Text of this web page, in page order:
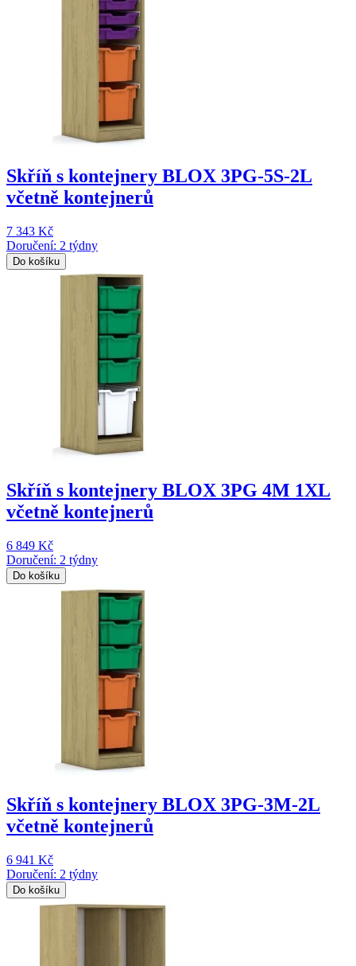
Skříň s kontejnery BLOX 3PG-5S-2L
včetně kontejnerů
7 343 Kč
Doručení: 2 týdny
Do košíku
Skříň s kontejnery BLOX 3PG 4M 1XL
včetně kontejnerů
6 849 Kč
Doručení: 2 týdny
Do košíku
Skříň s kontejnery BLOX 3PG-3M-2L
včetně kontejnerů
6 941 Kč
Doručení: 2 týdny
Do košíku